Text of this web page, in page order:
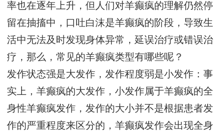
率也在逐年上升，但人们对羊癫疯的理解仍然停
留在抽搐中，口吐白沫是羊癫疯的阶段，导致生
活中无法及时发现身体异常，延误治疗或错误治
疗，那么，常见的羊癫疯类型有哪些呢？
发作状态强是大发作，发作程度弱是小发作：事
实上，羊癫疯的大发作，小发作属于羊癫疯的全
身性羊癫疯发作，发作的大小并不是根据患者发
作的严重程度来区分的，羊癫疯发作会出现全身